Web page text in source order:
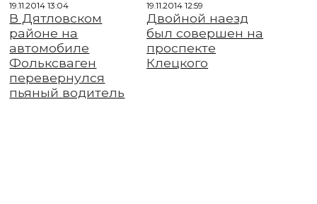
19.11.2014 13:04
В Дятловском
районе на
автомобиле
Фольксваген
перевернулся
пьяный водитель
19.11.2014 12:59
Двойной наезд
был совершен на
проспекте
Клецкого